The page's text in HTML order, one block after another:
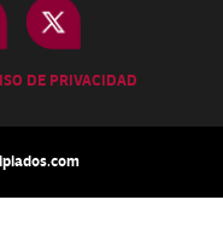
DE PRIVACIDAD